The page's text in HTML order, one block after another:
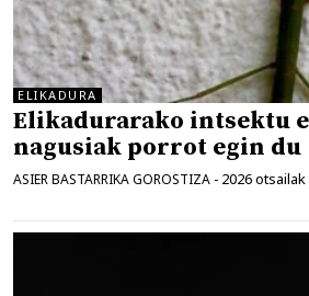
ELIKADURA
Elikadurarako intsektu
nagusiak porrot egin du
ASIER BASTARRIKA GOROSTIZA - 2026 otsailak